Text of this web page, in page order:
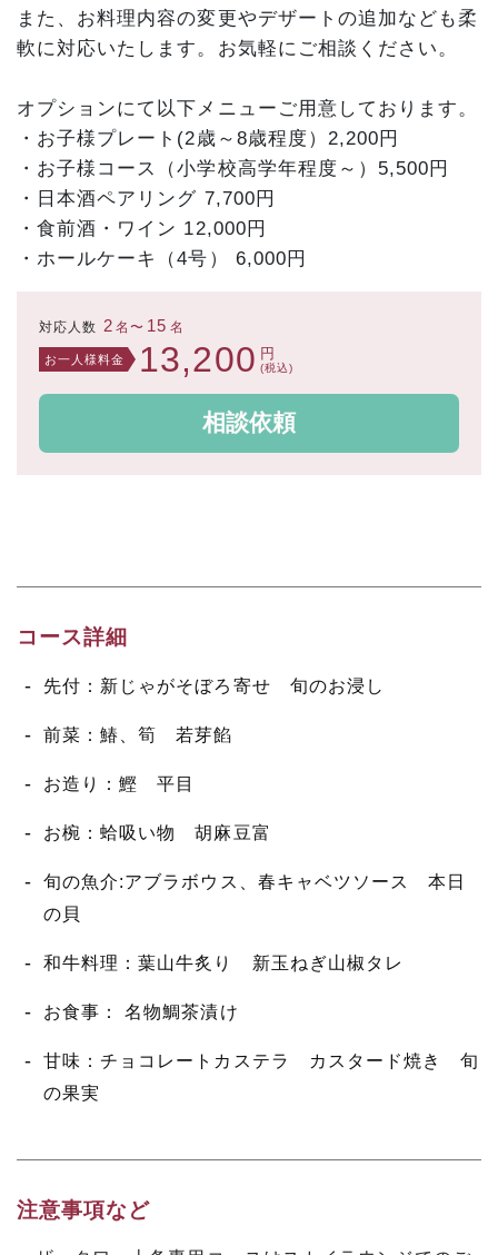
また、お料理内容の変更やデザートの追加なども柔
軟に対応いたします。お気軽にご相談ください。
オプションにて以下メニューご用意しております。
・お子様プレート(2歳～8歳程度）2,200円
・お子様コース（小学校高学年程度～）5,500円
・日本酒ペアリング 7,700円
・食前酒・ワイン 12,000円
・ホールケーキ（4号） 6,000円
対応人数 2 名〜 15 名
お一人様料金 13,200 円
(税込)
相談依頼
コース詳細
先付：新じゃがそぼろ寄せ 旬のお浸し
前菜：鰆、筍 若芽餡
お造り：鰹 平目
お椀：蛤吸い物 胡麻豆富
旬の魚介:アブラボウス、春キャベツソース 本日
の貝
和牛料理：葉山牛炙り 新玉ねぎ山椒タレ
お食事： 名物鯛茶漬け
甘味：チョコレートカステラ カスタード焼き 旬
の果実
注意事項など